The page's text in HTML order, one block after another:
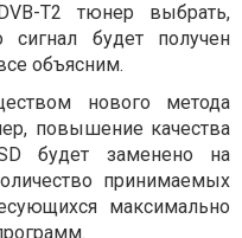
T2 тюнер выбрать,
будет получен
объясним.
нового метода
повышение качества
будет заменено на
принимаемых
максимально